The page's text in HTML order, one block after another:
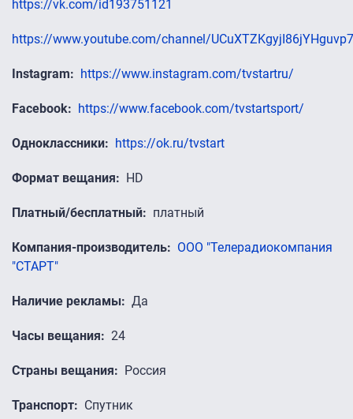
https://vk.com/id193751121
https://www.youtube.com/channel/
Instagram https://www.instagram.com/tvstartru/
Facebook https://www.facebook.com/tvstartsport/
Одноклассники https://ok.ru/tvstart
Формат вещания HD
Платный/бесплатный платный
Компания-производитель
ООО "Телерадиокомпания
"СТАРТ"
Наличие рекламы Да
Часы вещания 24
Страны вещания Россия
Транспорт
Спутник